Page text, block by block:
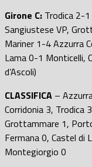
Girone C: Trodica 2-
Sangiustese VP,
Mariner 1-4 Azzurra
Lama 0-1 Monticelli,
d’Ascoli)
CLASSIFICA –
Corridonia 3, Trodica
Grottammare 1,
Fermana 0, Castel di
Montegiorgio 0